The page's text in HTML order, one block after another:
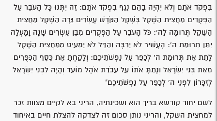
בִּפְקֹד אֹתָם וְלֹא יִהְיֶה בָהֶם נֶגֶף בִּפְקֹד אֹתָם: זֶה יִתְּנוּ כָּל הָעֹבֵר עַל
הַפְּקֻדִים מַחֲצִית הַשֶּׁקֶל בְּשֶׁקֶל הַקֹּדֶשׁ עֶשְׂרִים גֵּרָה הַשֶּׁקֶל מַחֲצִית
הַשֶּׁקֶל תְּרוּמָה לַה': כֹּל הָעֹבֵר עַל הַפְּקֻדִים מִבֶּן עֶשְׂרִים שָׁנָה וָמָעְלָה
יִתֵּן תְּרוּמַת ה': הֶעָשִׁיר לֹא יַרְבֶּה וְהַדַּל לֹא יַמְעִיט מִמַּחֲצִית הַשָּׁקֶל
לָתֵת אֶת תְּרוּמַת ה' לְכַפֵּר עַל נַפְשֹׁתֵיכֶם: וְלָקַחְתָּ אֶת כֶּסֶף הַכִּפֻּרִים
מֵאֵת בְּנֵי יִשְׂרָאֵל וְנָתַתָּ אֹתוֹ עַל עֲבֹדַת אֹהֶל מוֹעֵד וְהָיָה לִבְנֵי יִשְׂרָאֵל
לְזִכָּרוֹן לִפְנֵי ה' לְכַפֵּר עַל נַפְשֹׁתֵיכֶם"
לשם יחוד קודשא בריך הוא ושכינתיה, הריני בא לקיים מצוות זכר
למחצית השקל, והריני נותן סכום זה לצדקה להצלת חיים באיחוד